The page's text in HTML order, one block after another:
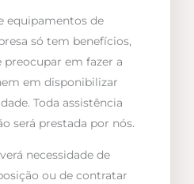
equipamentos de
só tem benefícios,
preocupar em fazer a
em disponibilizar
Toda assistência
será prestada por nós.
necessidade de
ou de contratar